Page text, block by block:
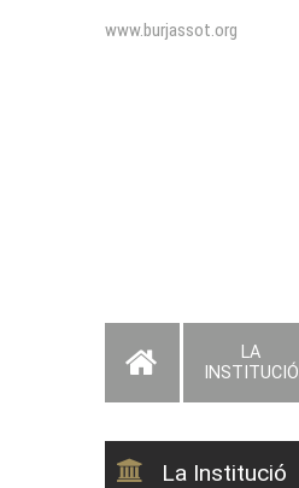
www.burjassot.org
LA
INSTITUCIÓ
La Institució